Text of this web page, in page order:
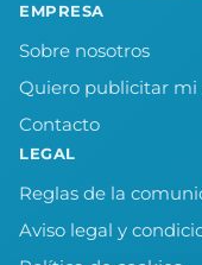
EMPRESA
Sobre nosotros
Quiero publicitar mi
Contacto
LEGAL
Reglas de la
Aviso legal y